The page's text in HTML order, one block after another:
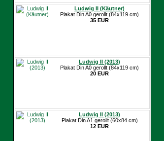
Ludwig II (Käutner)
Plakat Din A0 gerollt (84x119 cm)
35 EUR
Ludwig II (2013)
Plakat Din A0 gerollt (84x119 cm)
20 EUR
Ludwig II (2013)
Plakat Din A1 gerollt (60x84 cm)
12 EUR